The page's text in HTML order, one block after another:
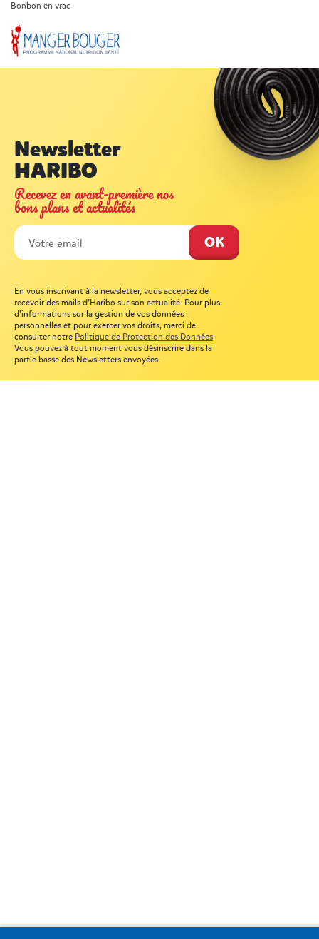
Bonbon en vrac
Newsletter
HARIBO
Recevez en avant-première nos
bons plans et actualités
En vous inscrivant à la newsletter, vous acceptez de
recevoir des mails d’Haribo sur son actualité. Pour plus
d’informations sur la gestion de vos données
personnelles et pour exercer vos droits, merci de
consulter notre Politique de Protection des Données
Vous pouvez à tout moment vous désinscrire dans la
partie basse des Newsletters envoyées.